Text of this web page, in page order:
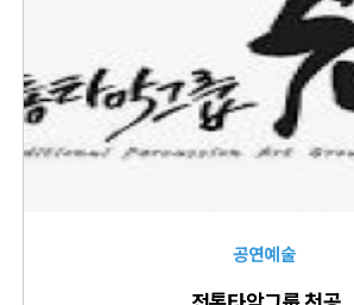
공연예술